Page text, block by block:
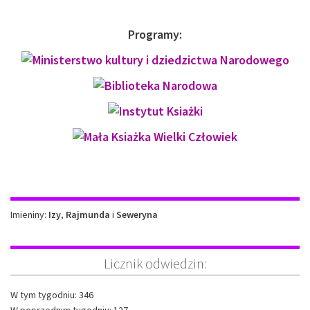
Programy:
Imieniny
Imieniny: Izy, Rajmunda i Seweryna
Licznik odwiedzin:
W tym tygodniu: 346